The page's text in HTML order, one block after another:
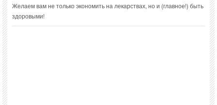
Желаем вам не только экономить на лекарствах, но и (главное!) быть
здоровыми!